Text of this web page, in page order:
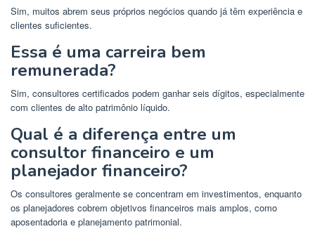
Sim, muitos abrem seus próprios negócios quando já têm experiência e
clientes suficientes.
Essa é uma carreira bem
remunerada?
Sim, consultores certificados podem ganhar seis dígitos, especialmente
com clientes de alto patrimônio líquido.
Qual é a diferença entre um
consultor financeiro e um
planejador financeiro?
Os consultores geralmente se concentram em investimentos, enquanto
os planejadores cobrem objetivos financeiros mais amplos, como
aposentadoria e planejamento patrimonial.